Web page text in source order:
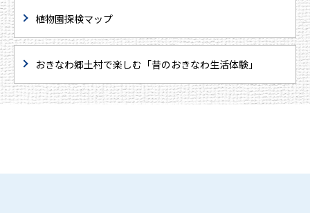
植物園探検マップ
おきなわ郷土村で楽しむ「昔のおきなわ生活体験」